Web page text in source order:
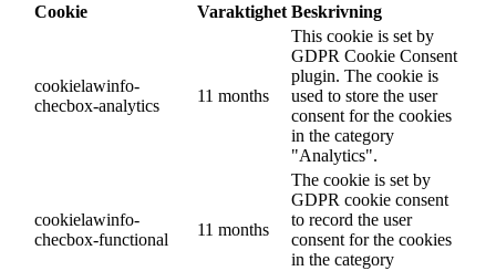
Cookie
Varaktighet Beskrivning
cookielawinfo-
checbox-analytics
11 months
This cookie is set by
GDPR Cookie Consent
plugin. The cookie is
used to store the user
consent for the cookies
in the category
"Analytics".
cookielawinfo-
checbox-functional
11 months
The cookie is set by
GDPR cookie consent
to record the user
consent for the cookies
in the category